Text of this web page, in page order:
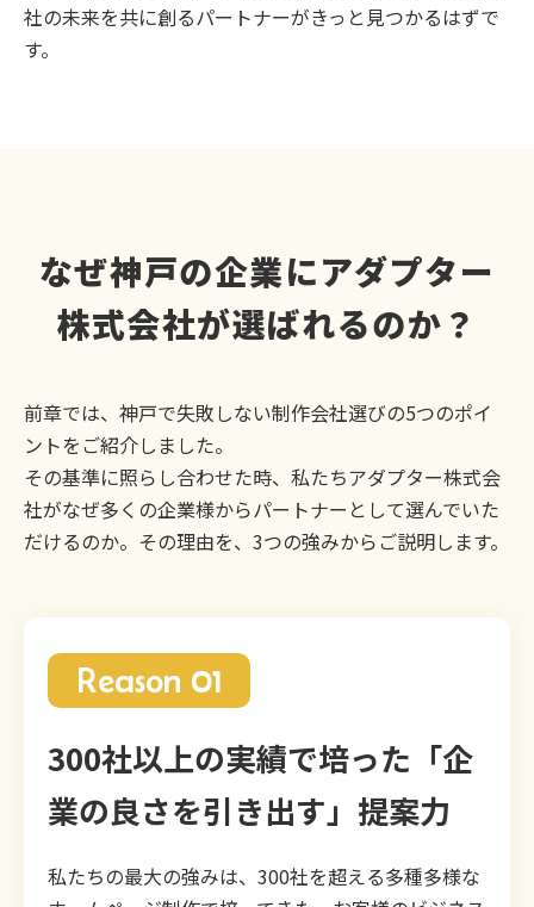
社の未来を共に創るパートナーがきっと見つかるはずで
す。
なぜ神戸の企業にアダプター
株式会社が選ばれるのか？
前章では、神戸で失敗しない制作会社選びの5つのポイ
ントをご紹介しました。
その基準に照らし合わせた時、私たちアダプター株式会
社がなぜ多くの企業様からパートナーとして選んでいた
だけるのか。その理由を、3つの強みからご説明します。
Reason 01
300社以上の実績で培った「企
業の良さを引き出す」提案力
私たちの最大の強みは、300社を超える多種多様な